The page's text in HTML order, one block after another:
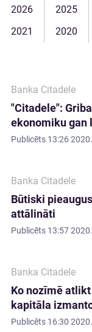
2026 2025
2021
2020
Banka Citadele
"Citadele":
ekonomiku gan
Publicēts 13:26
Banka Citadele
Būtiski
attālināti
Publicēts 13:57
Banka Citadele
Ko nozīmē
kapitāla
Publicēts 16:30